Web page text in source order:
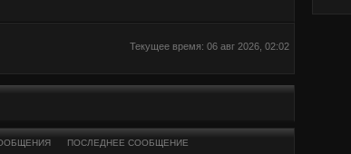
Текущее время: 06 авг 2026, 02:02
ПОСЛЕДНЕЕ СООБЩЕНИЕ